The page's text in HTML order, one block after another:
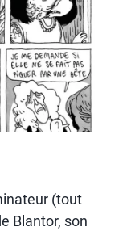
(tout
Blantor, son